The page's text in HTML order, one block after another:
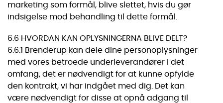
marketing som formål, blive slettet, hvis du gør
indsigelse mod behandling til dette formål.
6.6 HVORDAN KAN OPLYSNINGERNA BLIVE DELT?
6.6.1 Brenderup kan dele dine personoplysninger
med vores betroede underleverandører i det
omfang, det er nødvendigt for at kunne opfylde
den kontrakt, vi har indgået med dig. Det kan
være nødvendigt for disse at opnå adgang til